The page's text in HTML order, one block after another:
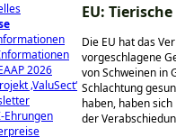
2026
‚ValuSect‘
Ehrungen
EU:
Die EU hat das
vorgeschlagene
von Schweinen in
Schlachtung
haben, haben
der